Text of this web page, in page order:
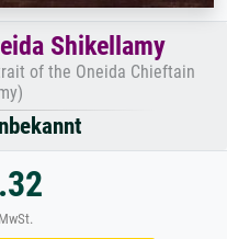
Shikellamy
of the Oneida Chieftain